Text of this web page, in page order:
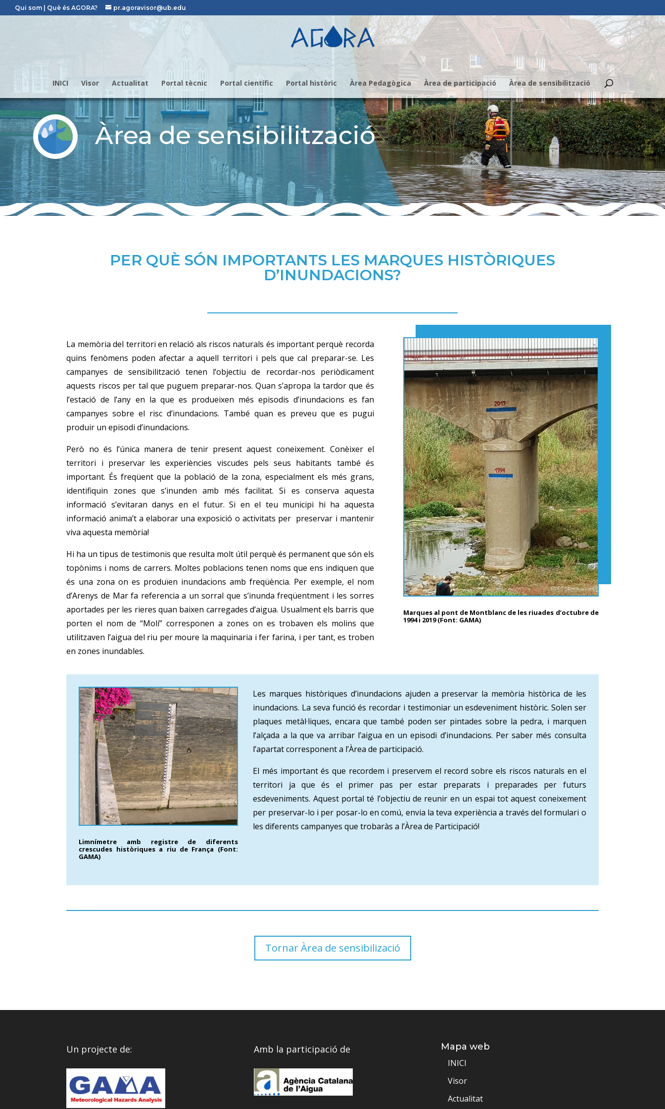
Qui som Què és AGORA? pr.agoravisor@ub.edu
INICI Visor Actualitat Portal tècnic Portal científic Portal històric Àrea Pedagògica Àrea de participació Àrea de sensibilització
Àrea de sensibilització
PER QUÈ SÓN IMPORTANTS LES MARQUES HISTÒRIQUES
D’INUNDACIONS?
La memòria del territori en relació als riscos naturals és important perquè recorda
quins fenòmens poden afectar a aquell territori i pels que cal preparar-se. Les
campanyes de sensibilització tenen l’objectiu de recordar-nos periòdicament
aquests riscos per tal que puguem preparar-nos. Quan s’apropa la tardor que és
l’estació de l’any en la que es produeixen més episodis d’inundacions es fan
campanyes sobre el risc d’inundacions. També quan es preveu que es pugui
produir un episodi d’inundacions.
Però no és l’única manera de tenir present aquest coneixement. Conèixer el
territori i preservar les experiències viscudes pels seus habitants també és
important. És freqüent que la població de la zona, especialment els més grans,
identifiquin zones que s’inunden amb més facilitat. Si es conserva aquesta
informació s’evitaran danys en el futur. Si en el teu municipi hi ha aquesta
informació anima’t a elaborar una exposició o activitats per preservar i mantenir
viva aquesta memòria!
Hi ha un tipus de testimonis que resulta molt útil perquè és permanent que són els
topònims i noms de carrers. Moltes poblacions tenen noms que ens indiquen que
és una zona on es produïen inundacions amb freqüència. Per exemple, el nom
d’Arenys de Mar fa referencia a un sorral que s’inunda freqüentment i les sorres
aportades per les rieres quan baixen carregades d’aigua. Usualment els barris que
porten el nom de “Molí” corresponen a zones on es trobaven els molins que
utilitzaven l’aigua del riu per moure la maquinaria i fer farina, i per tant, es troben
en zones inundables.
Marques al pont de Montblanc de les riuades d’octubre de
1994 i 2019 (Font: GAMA)
Limnímetre amb registre de diferents
crescudes històriques a riu de França (Font:
GAMA)
Les marques històriques d’inundacions ajuden a preservar la memòria històrica de les
inundacions. La seva funció és recordar i testimoniar un esdeveniment històric. Solen ser
plaques metàl·liques, encara que també poden ser pintades sobre la pedra, i marquen
l’alçada a la que va arribar l’aigua en un episodi d’inundacions. Per saber més consulta
l’apartat corresponent a l’Àrea de participació.
El més important és que recordem i preservem el record sobre els riscos naturals en el
territori ja que és el primer pas per estar preparats i preparades per futurs
esdeveniments. Aquest portal té l’objectiu de reunir en un espai tot aquest coneixement
per preservar-lo i per posar-lo en comú, envia la teva experiència a través del formulari o
les diferents campanyes que trobaràs a l’Àrea de Participació!
Tornar Àrea de sensibilizació
Un projecte de: Amb la participació de
Mapa web
INICI
Visor
Actualitat